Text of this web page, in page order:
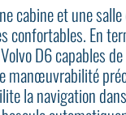
cabine et une
confortables. En
D6 capables
manœuvrabilité
la navigation